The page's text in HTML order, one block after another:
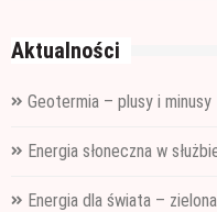
Aktualności
Geotermia – plusy i minusy
Energia słoneczna w
Energia dla świata –